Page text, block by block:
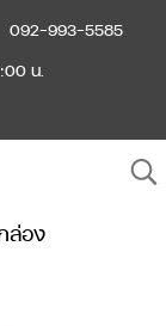
092-993-5585
น.
ล่อง